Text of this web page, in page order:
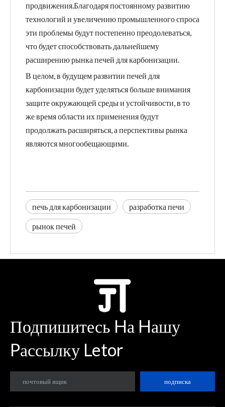
продвижения.Благодаря постоянному развитию
технологий и увеличению промышленного спроса
эти проблемы будут постепенно преодолеваться,
что будет способствовать дальнейшему
расширению рынка печей для карбонизации.
В целом, в будущем развитии печей для
карбонизации будет уделяться больше внимания
защите окружающей среды и устойчивости, в то
же время области их применения будут
продолжать расширяться, а перспективы рынка
являются многообещающими.
печь для карбонизации разработка печи
рынок печей
Подпишитесь Hа Hашу
Pассылку Letor
почтовый ящик подписка